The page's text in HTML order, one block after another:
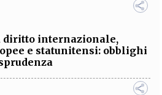
diritto internazionale,
e statunitensi: obblighi